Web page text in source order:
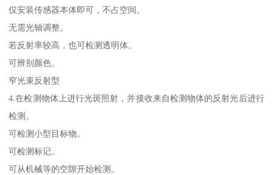
仅安装传感器本体即可，不占空间。
无需光轴调整。
若反射率较高，也可检测透明体。
可辨别颜色。
窄光束反射型
4.在检测物体上进行光斑照射，并接收来自检测物体的反射光后进行
检测。
可检测小型目标物。
可检测标记。
可从机械等的空隙开始检测。